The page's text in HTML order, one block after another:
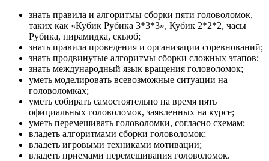
знать правила и алгоритмы сборки пяти головоломок,
таких как «Кубик Рубика 3*3*3», Кубик 2*2*2, часы
Рубика, пирамидка, скьюб;
знать правила проведения и организации соревнований;
знать продвинутые алгоритмы сборки сложных этапов;
знать международный язык вращения головоломок;
уметь моделировать всевозможные ситуации на
головоломках;
уметь собирать самостоятельно на время пять
официальных головоломок, заявленных на курсе;
уметь перемешивать головоломки, согласно схемам;
владеть алгоритмами сборки головоломок;
владеть игровыми техниками мотивации;
владеть приемами перемешивания головоломок.